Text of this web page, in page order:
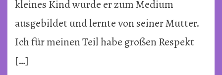
kleines Kind wurde er zum Medium
ausgebildet und lernte von seiner Mutter.
Ich für meinen Teil habe großen Respekt
[…]